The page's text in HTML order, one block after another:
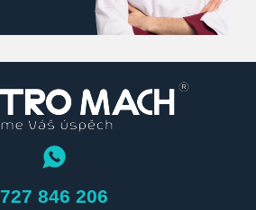
727 846 206